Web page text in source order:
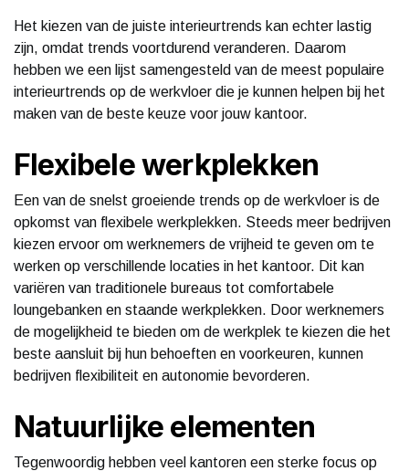
Het kiezen van de juiste interieurtrends kan echter lastig
zijn, omdat trends voortdurend veranderen. Daarom
hebben we een lijst samengesteld van de meest populaire
interieurtrends op de werkvloer die je kunnen helpen bij het
maken van de beste keuze voor jouw kantoor.
Flexibele werkplekken
Een van de snelst groeiende trends op de werkvloer is de
opkomst van flexibele werkplekken. Steeds meer bedrijven
kiezen ervoor om werknemers de vrijheid te geven om te
werken op verschillende locaties in het kantoor. Dit kan
variëren van traditionele bureaus tot comfortabele
loungebanken en staande werkplekken. Door werknemers
de mogelijkheid te bieden om de werkplek te kiezen die het
beste aansluit bij hun behoeften en voorkeuren, kunnen
bedrijven flexibiliteit en autonomie bevorderen.
Natuurlijke elementen
Tegenwoordig hebben veel kantoren een sterke focus op